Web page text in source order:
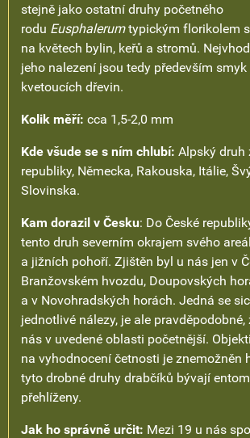
stejně jako ostatní druhy početného
rodu Eusphalerumtypickým florikolem
na květech bylin, keřů a stromů.
jeho nalezení jsou tedy především
kvetoucích dřevin.
Kolik měří: cca 1,5-2,0 mm
Kde všude se s ním chlubí: Alpský druh
republiky, Německa, Rakouska, Itálie,
Slovinska.
Kam dorazil v Česku: Do České
tento druh severním okrajem svého
a jižních pohoří. Zjištěn byl u nás jen v
Branžovském hvozdu, Doupovských
a v Novohradských horách. Jedná se
jednotlivé nálezy, je ale pravděpodobné,
nás v uvedené oblasti početnější.
na vyhodnocení četnosti je znemožněn
tyto drobné druhy drabčíků bývají
přehlíženy.
Jak ho správně určit: Mezi 19 u nás